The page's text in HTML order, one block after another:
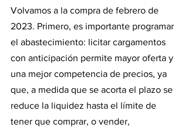
Volvamos a la compra de febrero de
2023. Primero, es importante programar
el abastecimiento: licitar cargamentos
con anticipación permite mayor oferta y
una mejor competencia de precios, ya
que, a medida que se acorta el plazo se
reduce la liquidez hasta el límite de
tener que comprar, o vender,